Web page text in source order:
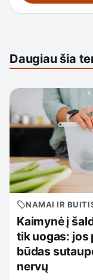
Daugiau šia
NAMAI IR
Kaimynė į
tik uogas: jos
būdas
nervų